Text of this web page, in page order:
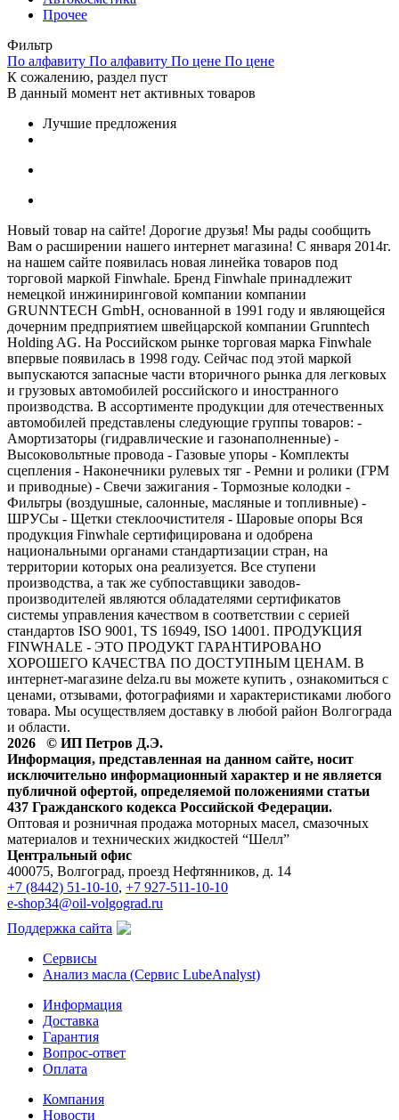
Прочее
Фильтр
По алфавиту По алфавиту По цене По цене
К сожалению, раздел пуст
В данный момент нет активных товаров
Лучшие предложения
Новый товар на сайте! Дорогие друзья! Мы рады сообщить
Вам о расширении нашего интернет магазина! С января 2014г.
на нашем сайте появилась новая линейка товаров под
торговой маркой Finwhale. Бренд Finwhale принадлежит
немецкой инжиниринговой компании компании
GRUNNTECH GmbH, основанной в 1991 году и являющейся
дочерним предприятием швейцарской компании Grunntech
Holding AG. На Российском рынке торговая марка Finwhale
впервые появилась в 1998 году. Сейчас под этой маркой
выпускаются запасные части вторичного рынка для легковых
и грузовых автомобилей российского и иностранного
производства. В ассортименте продукции для отечественных
автомобилей представлены следующие группы товаров: -
Амортизаторы (гидравлические и газонаполненные) -
Высоковольтные провода - Газовые упоры - Комплекты
сцепления - Наконечники рулевых тяг - Ремни и ролики (ГРМ
и приводные) - Свечи зажигания - Тормозные колодки -
Фильтры (воздушные, салонные, масляные и топливные) -
ШРУСы - Щетки стеклоочистителя - Шаровые опоры Вся
продукция Finwhale сертифицирована и одобрена
национальными органами стандартизации стран, на
территории которых она реализуется. Все ступени
производства, а так же субпоставщики заводов-
производителей являются обладателями сертификатов
системы управления качеством в соответствии с серией
стандартов ISO 9001, TS 16949, ISO 14001. ПРОДУКЦИЯ
FINWHALE - ЭТО ПРОДУКТ ГАРАНТИРОВАНО
ХОРОШЕГО КАЧЕСТВА ПО ДОСТУПНЫМ ЦЕНАМ. В
интернет-магазине delza.ru вы можете купить , ознакомиться с
ценами, отзывами, фотографиями и характеристиками любого
товара. Мы осуществляем доставку в любой район Волгограда
и области.
2026 © ИП Петров Д.Э.
Информация, представленная на данном сайте, носит
исключительно информационный характер и не является
публичной офертой, определяемой положениями статьи
437 Гражданского кодекса Российской Федерации.
Оптовая и розничная продажа моторных масел, смазочных
материалов и технических жидкостей “Шелл”
Центральный офис
400075, Волгоград, проезд Нефтянников, д. 14
+7 (8442) 51-10-10, +7 927-511-10-10
e-shop34@oil-volgograd.ru
Поддержка сайта
Сервисы
Анализ масла (Сервис LubeAnalyst)
Информация
Доставка
Гарантия
Вопрос-ответ
Оплата
Компания
Новости